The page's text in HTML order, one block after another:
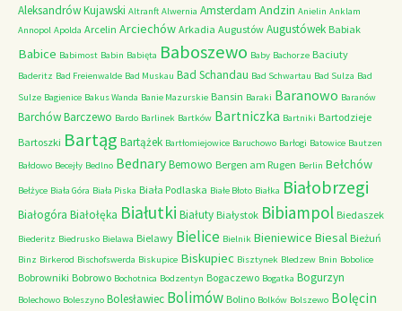
Aleksandrów Kujawski Altranft Alwernia Amsterdam Andzin Anielin Anklam
Annopol Apolda Arcelin Arciechów Arkadia Augustów Augustówek Babiak
Babice Babimost Babin Babięta Baboszewo Baby Bachorze Baciuty
Baderitz Bad Freienwalde Bad Muskau Bad Schandau Bad Schwartau Bad Sulza Bad
Sulze Bagienice Bakus Wanda Banie Mazurskie Bansin Baraki Baranowo Baranów
BarchówBarczewo Bardo Barlinek Bartków Bartniczka Bartniki Bartodzieje
Bartoszki Bartąg Bartążek Bartłomiejowice Baruchowo Barłogi Batowice Bautzen
Bałdowo Becejły Bedlno BednaryBemowo Bergen am Rugen Berlin Bełchów
Bełżyce Biała Góra Biała Piska Biała Podlaska Białe Błoto Białka Białobrzegi
Białogóra Białołęka Białutki Białuty Białystok Bibiampol Biedaszek
Biederitz Biedrusko Bielawa Bielawy Bielice Bielnik Bieniewice Biesal Bieżuń
Binz Birkerod Bischofswerda Biskupice Biskupiec Bisztynek Bledzew Bnin Bobolice
Bobrowniki Bobrowo Bochotnica Bodzentyn Bogaczewo Bogatka Bogurzyn
Bolechowo Boleszyno Bolesławiec Bolimów Bolino Bolków Bolszewo Bolęcin